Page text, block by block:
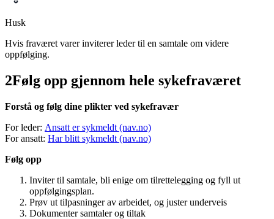
Husk
Hvis fraværet varer inviterer leder til en samtale om videre
oppfølging.
2Følg opp gjennom hele sykefraværet
Forstå og følg dine plikter ved sykefravær
For leder: Ansatt er sykmeldt (nav.no)
For ansatt: Har blitt sykmeldt (nav.no)
Følg opp
Inviter til samtale, bli enige om tilrettelegging og fyll ut
oppfølgingsplan.
Prøv ut tilpasninger av arbeidet, og juster underveis
Dokumenter samtaler og tiltak